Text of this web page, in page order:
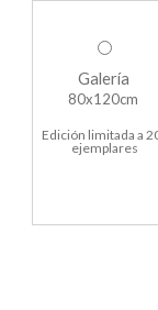
Galería
80x120cm
Edición limitada a
ejemplares